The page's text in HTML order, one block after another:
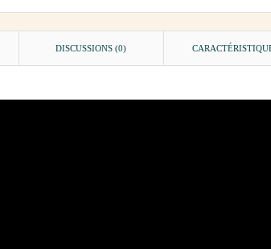
DISCUSSIONS (0)